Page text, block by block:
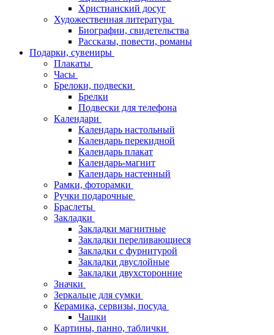
Христианский досуг
Художественная литература
Биографии, свидетельства
Рассказы, повести, романы
Подарки, сувениры
Плакаты
Часы
Брелоки, подвески
Брелки
Подвески для телефона
Календари
Календарь настольный
Календарь перекидной
Календарь плакат
Календарь-магнит
Календарь настенный
Рамки, фоторамки
Ручки подарочные
Браслеты
Закладки
Закладки магнитные
Закладки переливающиеся
Закладки с фурнитурой
Закладки двуслойные
Закладки двухсторонние
Значки
Зеркальце для сумки
Керамика, сервизы, посуда
Чашки
Картины, панно, таблички